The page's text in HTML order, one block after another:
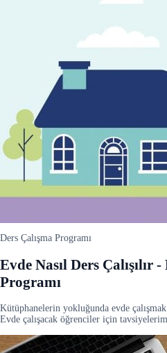
Ders Çalışma Programı
Evde Nasıl Ders Çalışılır
Programı
Kütüphanelerin yokluğunda evde
Evde çalışacak öğrenciler için